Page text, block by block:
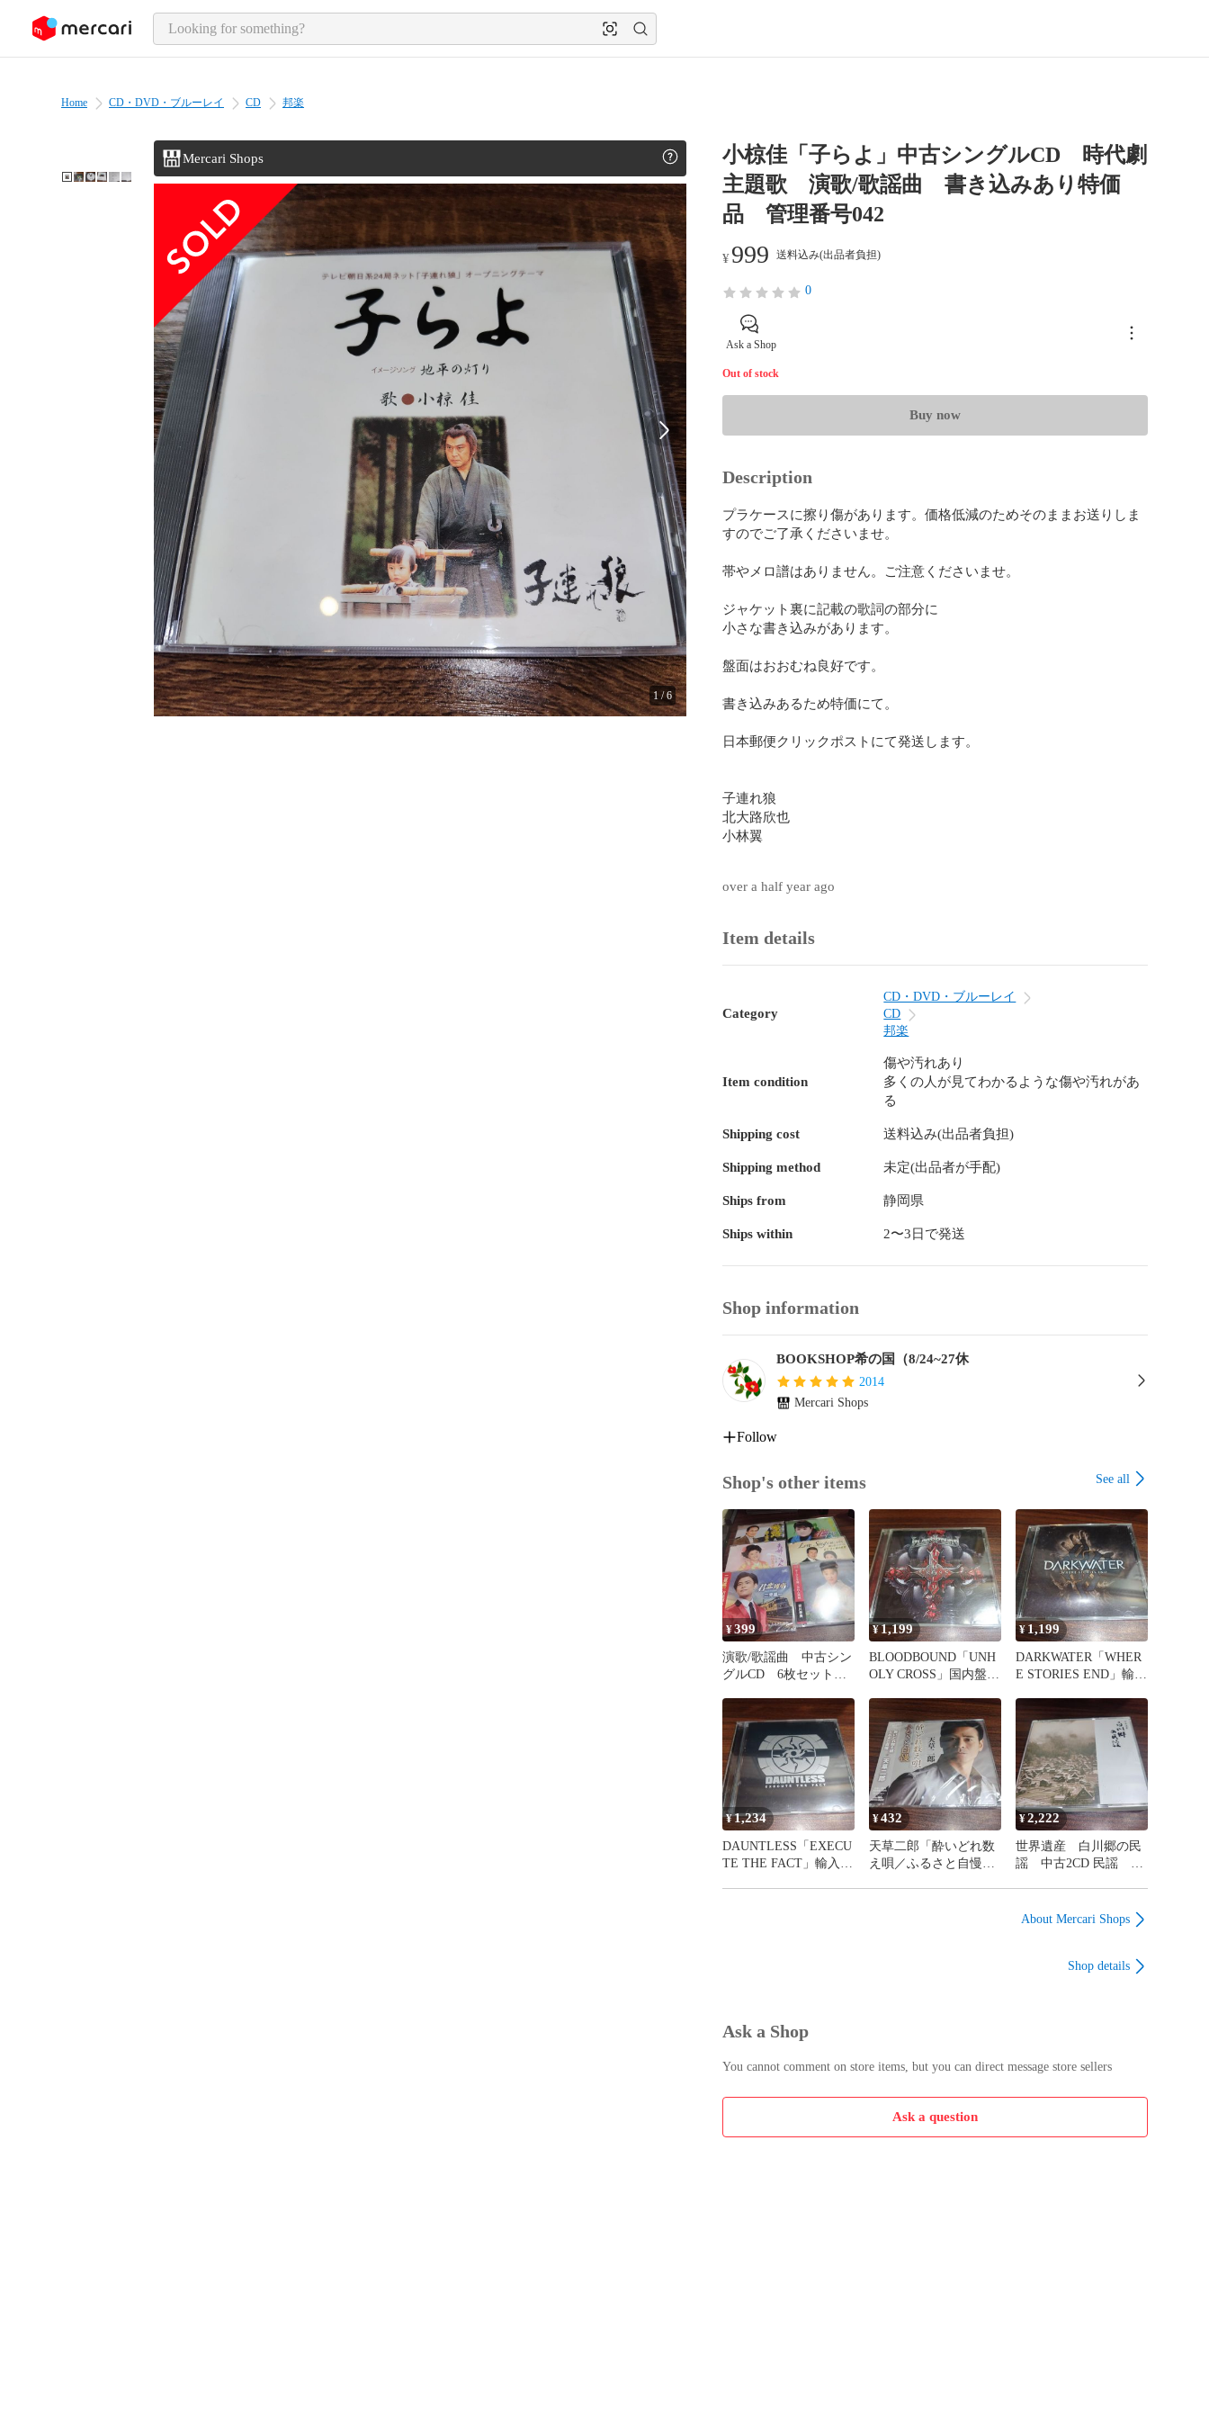
page content
Home CD・DVD・ブルーレイ CD 邦楽
Mercari Shops
1/6
小椋佳「子らよ」中古シングルCD 時代劇
主題歌 演歌/歌謡曲 書き込みあり特価
品 管理番号042
¥ 999 送料込み(出品者負担)
0
Ask a Shop
Out of stock
Buy now
Description
プラケースに擦り傷があります。価格低減のためそのままお送りしま
すのでご了承くださいませ。
帯やメロ譜はありません。ご注意くださいませ。
ジャケット裏に記載の歌詞の部分に
小さな書き込みがあります。
盤面はおおむね良好です。
書き込みあるため特価にて。
日本郵便クリックポストにて発送します。
子連れ狼
北大路欣也
小林翼
over a half year ago
Item details
Category
CD・DVD・ブルーレイ
CD
邦楽
Item condition
傷や汚れあり
多くの人が見てわかるような傷や汚れがあ
る
Shipping cost 送料込み(出品者負担)
Shipping method 未定(出品者が手配)
Ships from 静岡県
Ships within 2〜3日で発送
Shop information
BOOKSHOP希の国（8/24~27休
2014
Mercari Shops
Follow
Shop's other items See all
¥399
演歌/歌謡曲 中古シン
グルCD 6枚セット
理番号260809-313
¥1,199
BLOODBOUND「UNH
OLY CROSS」国内盤中
管理番号260809-126
¥1,199
DARKWATER「WHER
E STORIES END」輸入
シヴメタル 管理番号
260809-126
¥1,234
DAUNTLESS「EXECU
TE THE FACT」輸入盤
¥432
天草二郎「酔いどれ数
え唄／ふるさと自慢」
¥2,222
世界遺産 白川郷の民
謡 中古2CD 民謡 管
About Mercari Shops
Shop details
Ask a Shop
You cannot comment on store items, but you can direct message store sellers
Ask a question